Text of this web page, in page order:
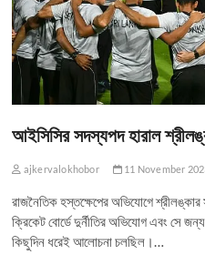
আইসিসির সদস্যপদ হারাল
ajkervalokhobor 11 November
রাজনৈতিক হস্তক্ষেপের অভিযোগে
ক্রিকেট বোর্ডে দুর্নীতির অভিযোগ এবং সে
কিছুদিন ধরেই আলোচনা চলছিল।…